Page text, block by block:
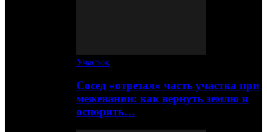
Участок
Сосед «отрезал» часть участка при
межевании: как вернуть землю и
оспорить…